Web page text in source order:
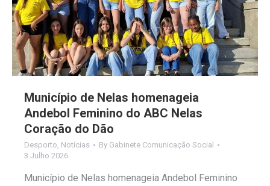
Município de Nelas homenageia
Andebol Feminino do ABC Nelas
Coração do Dão
Desporto Notícias By Gabinete Comunicação Social
3 Julho 2026
Município de Nelas homenageia Andebol Feminino